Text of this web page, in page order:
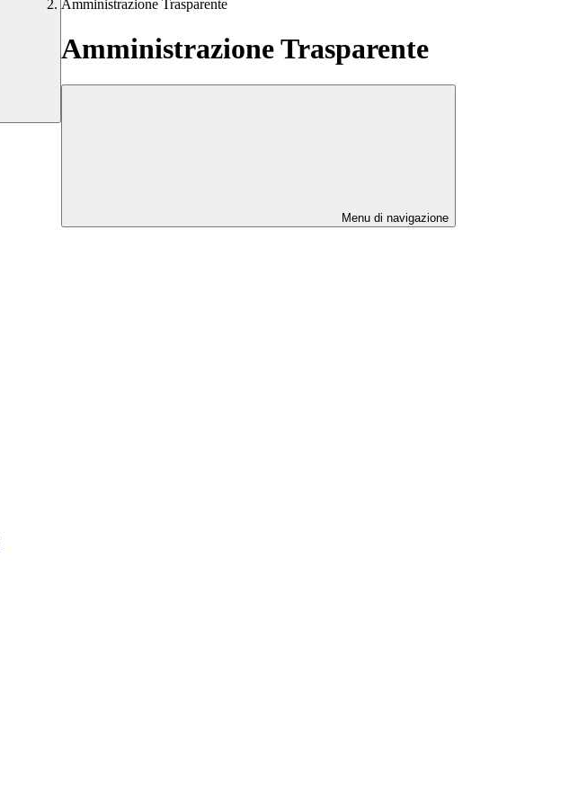
Amministrazione Trasparente
Amministrazione Trasparente
Menu di navigazione